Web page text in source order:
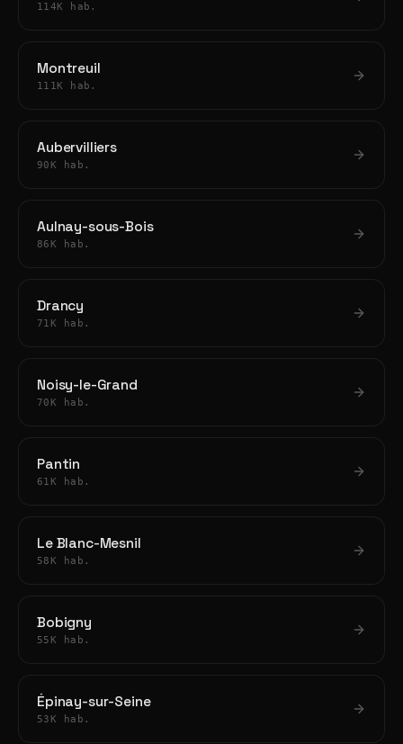
114K hab.
Montreuil
111K hab.
Aubervilliers
90K hab.
Aulnay-sous-Bois
86K hab.
Drancy
71K hab.
Noisy-le-Grand
70K hab.
Pantin
61K hab.
Le Blanc-Mesnil
58K hab.
Bobigny
55K hab.
Épinay-sur-Seine
53K hab.